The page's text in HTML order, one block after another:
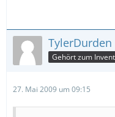
TylerDurden
Gehört zum
27. Mai 2009 um 09:15